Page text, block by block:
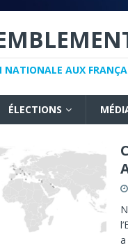
NATIONALE AUX
ÉLECTIONS
a